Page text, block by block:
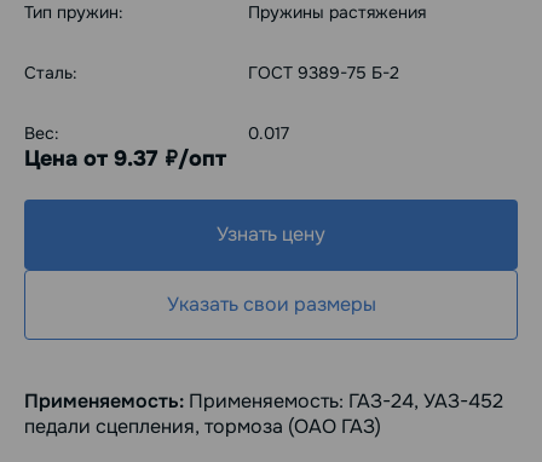
Тип пружин: Пружины растяжения
Сталь: ГОСТ 9389-75 Б-2
Вес: 0.017
Цена от 9.37 руб./опт
Узнать цену
Указать свои размеры
Применяемость: Применяемость: ГАЗ-24, УАЗ-452
педали сцепления, тормоза (ОАО ГАЗ)